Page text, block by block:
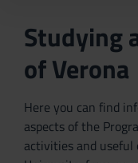
Studying
of Verona
Here you can find
aspects of the
activities and